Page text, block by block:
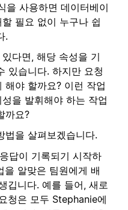
을 사용하면 데이터베이
필요 없이 누구나 쉽
.
다면, 해당 속성을 기
있습니다. 하지만 요청
해야 할까요? 이런 작업
을 발휘해야 하는 작업
까요?
법을 살펴보겠습니다.
답이 기록되기 시작하
을 알맞은 팀원에게 배
깁니다. 예를 들어, 새로
청은 모두 Stephanie에